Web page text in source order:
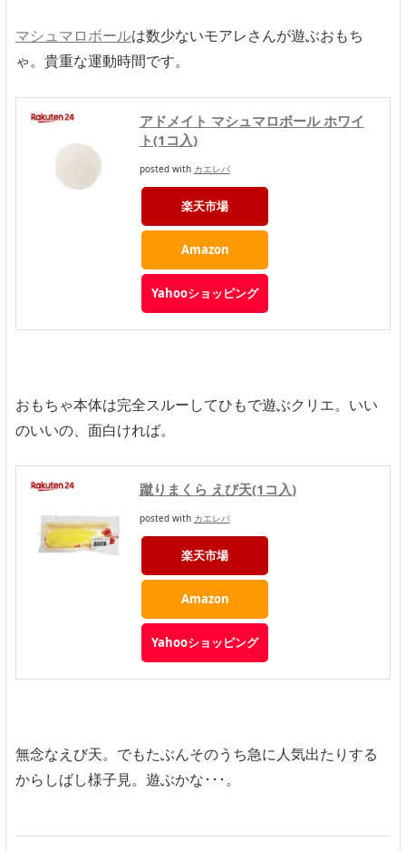
マシュマロボールは数少ないモアレさんが遊ぶおもち
ゃ。貴重な運動時間です。
アドメイト マシュマロボール ホワイ
ト(1コ入)
posted with カエレバ
楽天市場
Amazon
Yahooショッピング
おもちゃ本体は完全スルーしてひもで遊ぶクリエ。いい
のいいの、面白ければ。
蹴りまくら えび天(1コ入)
posted with カエレバ
楽天市場
Amazon
Yahooショッピング
無念なえび天。でもたぶんそのうち急に人気出たりする
からしばし様子見。遊ぶかな･･･。